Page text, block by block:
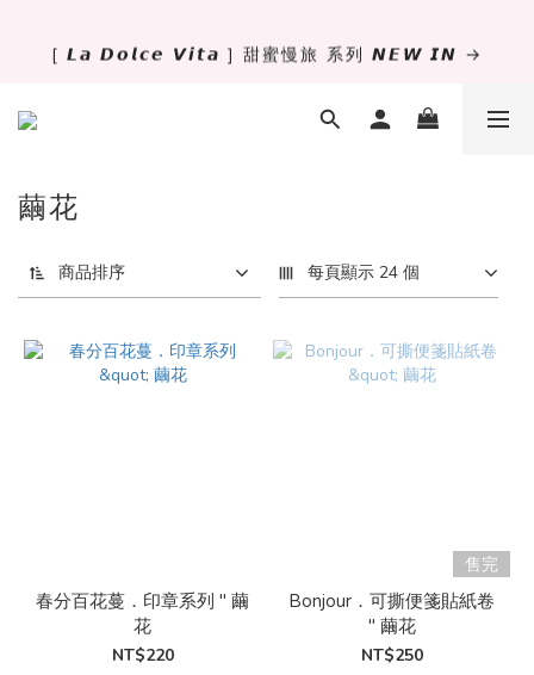
✨萬用手冊新尺寸進駐 .ᐟ.ᐟ  ꒰ 𝐌𝐈𝐍𝐈𝟔 這裡挑 ➜ ꒱
[ 𝙇𝙖 𝘿𝙤𝙡𝙘𝙚 𝙑𝙞𝙩𝙖 ] 甜蜜慢旅 系列 𝙉𝙀𝙒 𝙄𝙉 →
獨立文具店 X iMAT 聯名印章墊 ୨୧💝滿額送蛇年限定切
✨萬用手冊新尺寸進駐 .ᐟ.ᐟ  ꒰ 𝐌𝐈𝐍𝐈𝟔 這裡挑 ➜ ꒱
繭花
商品排序 每頁顯示 24 個
春分百花蔓．印章系列 " 繭
花
NT$220
售完
Bonjour．可撕便箋貼紙卷
" 繭花
NT$250